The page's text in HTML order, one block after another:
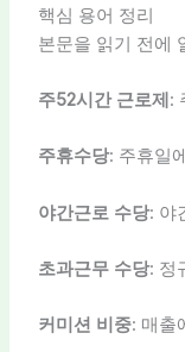
핵심 용어 정리
본문을 읽기 전에
주52시간 근로제 :
주휴수당: 주휴일
야간근로 수당: 야
초과근무 수당: 정
커미션 비중: 매출